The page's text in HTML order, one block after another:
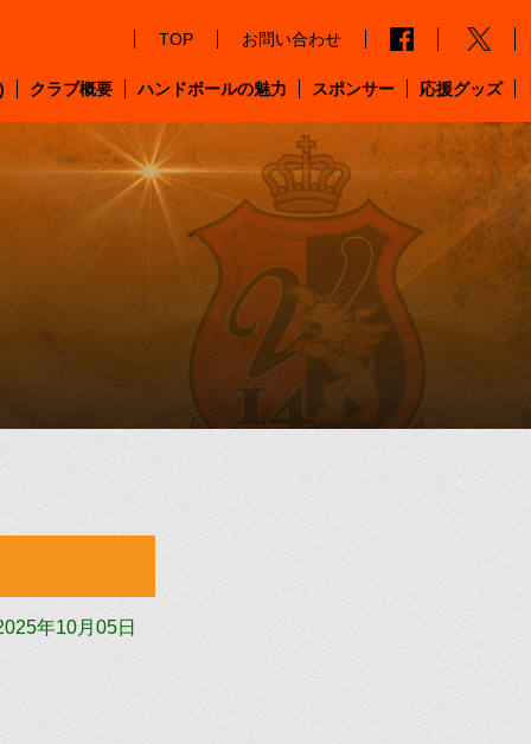
TOP お問い合わせ
クラブ概要
・クラブについて
・代表挨拶・理念
ハンドボールの魅力 スポンサー 応援グッズ
年10月05日